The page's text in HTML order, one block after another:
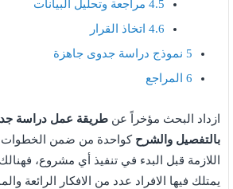
4.5 مراجعة وتحليل البيانات
4.6 اتخاذ القرار
5 نموذج دراسة جدوى جاهزة
6 المراجع
ازداد البحث مؤخراً عن طريقة عمل دراسة
بالتفصيل والشرح كواحدة من ضمن الخطوات
اللازمة قبل البدء في تنفيذ أي مشروع،
يمتلك فيها الافراد عدد من الافكار الرائعة